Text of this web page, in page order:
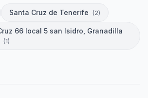
Santa Cruz de Tenerife (2)
66 local 5 san Isidro, Granadilla
(1)